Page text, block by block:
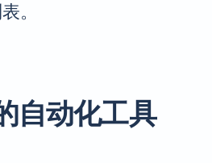
。
自动化工具